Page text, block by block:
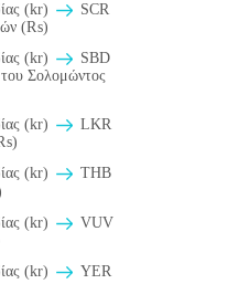
(kr)
SCR
(₨)
(kr)
SBD
Σολομώντος
(kr)
LKR
(kr)
THB
(kr)
VUV
(kr)
YER